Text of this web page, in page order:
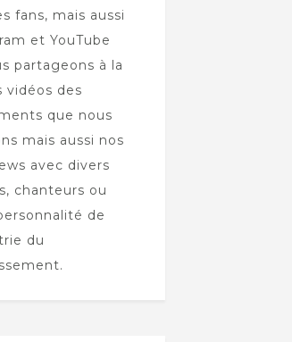
fans, mais aussi
et YouTube
partageons à la
vidéos des
que nous
mais aussi nos
avec divers
chanteurs ou
de
du